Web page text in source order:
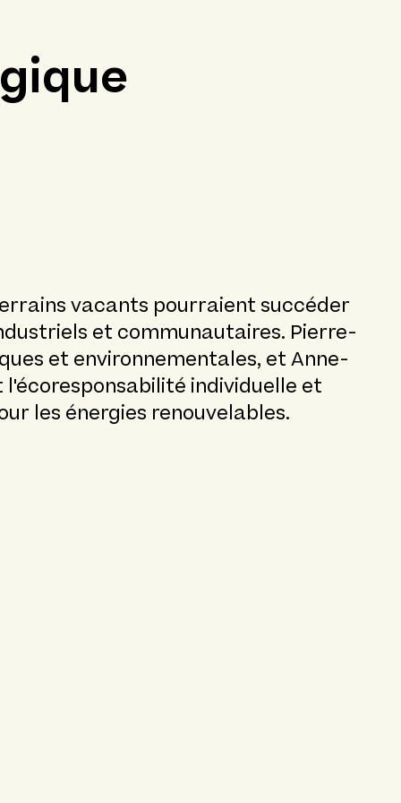
vacants pourraient succéder
et communautaires. Pierre-
et environnementales, et Anne-
individuelle et
les énergies renouvelables.